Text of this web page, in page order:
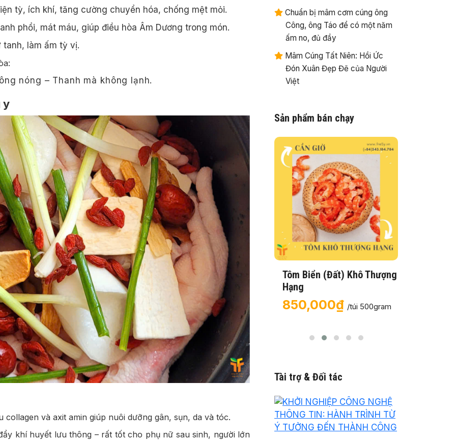
tỳ, ích khí, tăng cường chuyển hóa, chống mệt mỏi.
phổi, mát máu, giúp điều hòa Âm Dương trong món.
làm ấm tỳ vị.
nóng – Thanh mà không lạnh.
y
và axit amin giúp nuôi dưỡng gân, sụn, da và tóc.
khí huyết lưu thông – rất tốt cho phụ nữ sau sinh, người lớn
Chuẩn bị mâm cơm cúng ông
Công, ông Táo để có một năm
ấm no, đủ đầy
Mâm Cúng Tất Niên: Hồi Ức
Đón Xuân Đẹp Đẽ của Người
Việt
Sản phẩm bán chạy
Thu Ảo Muối Ớt 1 Nắng
/túi 500gram
Cá Dứa 1 Nắng THIÊN
NHIÊN
1,000,000₫/1kg (Con
(từ 0.8 – 1.1kg))
Tôm Biển (Đất) Khô Thượng
Hạng
850,000₫ /túi 500gram
Tài trợ & Đối tác